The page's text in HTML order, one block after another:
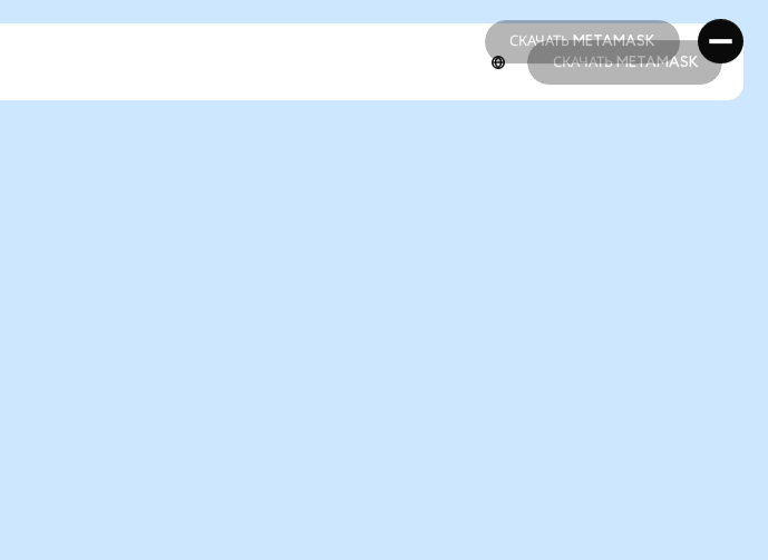
СКАЧАТЬ METAMASK
СКАЧАТЬ METAMASK
СКАЧАТЬ METAMASK